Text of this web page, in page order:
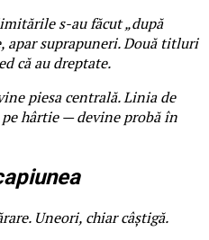
s-au făcut „după
apar suprapuneri. Două titluri
că au dreptate.
piesa centrală. Linia de
hârtie — devine probă în
Uneori, chiar câștigă.